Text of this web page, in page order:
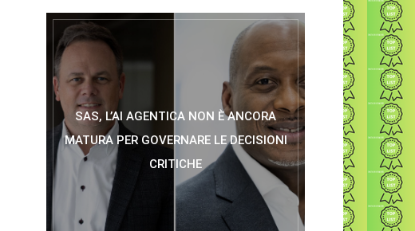
SAS, L’AI AGENTICA NON È ANCORA
MATURA PER GOVERNARE LE DECISIONI
CRITICHE